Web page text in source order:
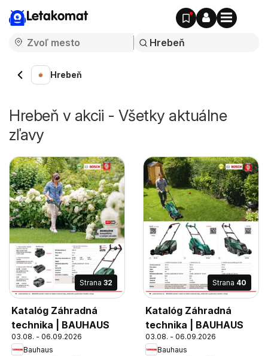
Letakomat
Hrebeň
Hrebeň v akcii - Všetky aktuálne
zľavy
Strana 32
Katalóg Záhradná
technika | BAUHAUS
03.08. - 06.09.2026
Bauhaus
Strana 40
Katalóg Záhradná
technika | BAUHAUS
03.08. - 06.09.2026
Bauhaus